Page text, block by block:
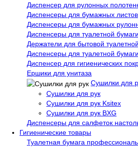
Диспенсер для рулонных
Диспенсеры для бумажных
Диспенсеры для бумажных
Диспенсеры для туалетной бумаги
Держатели для бытовой
Диспенсеры для туалетной
Диспенсер для гигиенических
Ершики для унитаза
Сушилки для
Сушилки для рук
Сушилки для рук Ksitex
Сушилки для рук BXG
Диспенсеры для салфеток
Гигиенические товары
Туалетная бумага